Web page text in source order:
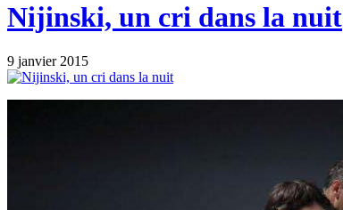
Nijinski, un cri dans la nuit
9 janvier 2015